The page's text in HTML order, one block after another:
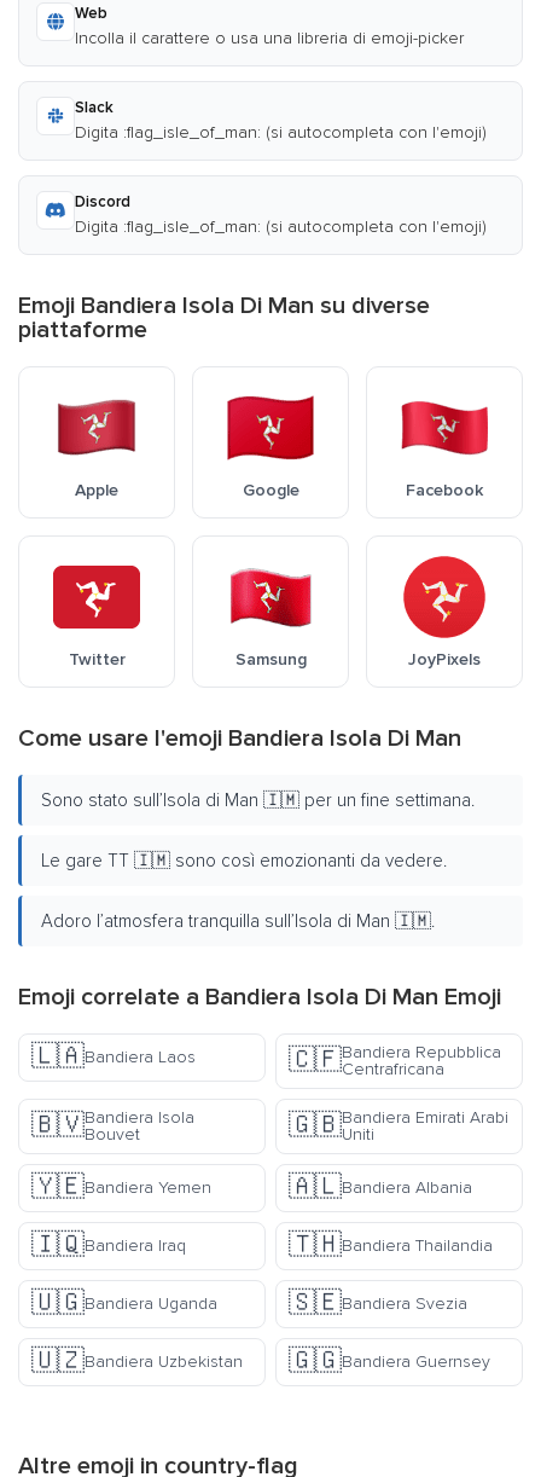
Web
Incolla il carattere o usa una libreria di emoji-picker
Slack
Digita :flag_isle_of_man: (si autocompleta con l'emoji)
Discord
Digita :flag_isle_of_man: (si autocompleta con l'emoji)
Emoji Bandiera Isola Di Man su diverse
piattaforme
Apple Google Facebook
Twitter Samsung JoyPixels
Come usare l'emoji Bandiera Isola Di Man
Sono stato sull’Isola di Man 🇮🇲 per un fine settimana.
Le gare TT 🇮🇲 sono così emozionanti da vedere.
Adoro l’atmosfera tranquilla sull’Isola di Man 🇮🇲.
Emoji correlate a Bandiera Isola Di Man Emoji
🇱🇦Bandiera Laos 🇨🇫Bandiera Repubblica
Centrafricana
🇧🇻Bandiera Isola
Bouvet
🇬🇧Bandiera Emirati Arabi
Uniti
🇾🇪Bandiera Yemen 🇦🇱Bandiera Albania
🇮🇶Bandiera Iraq 🇹🇭Bandiera Thailandia
🇺🇬Bandiera Uganda 🇸🇪Bandiera Svezia
🇺🇿Bandiera Uzbekistan 🇬🇬Bandiera Guernsey
Altre emoji in country-flag